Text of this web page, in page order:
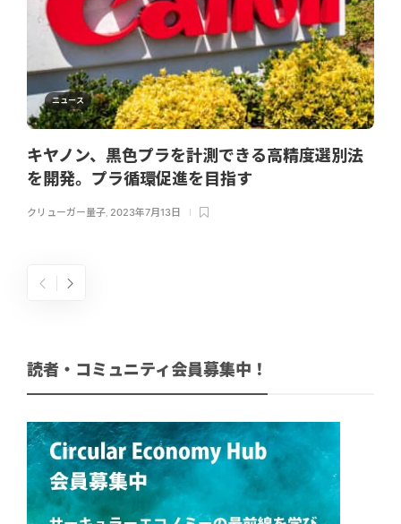
ニュース
キヤノン、黒色プラを計測できる高精度選別法
を開発。プラ循環促進を目指す
クリューガー量子, 2023年7月13日
読者・コミュニティ会員募集中！